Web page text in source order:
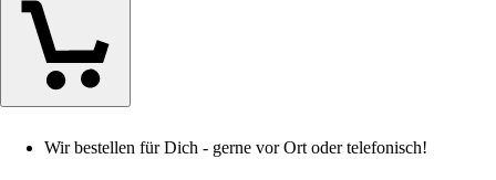
Wir bestellen für Dich - gerne vor Ort oder telefonisch!